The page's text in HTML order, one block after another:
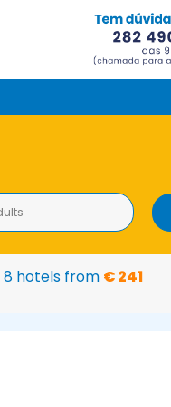
8 hotels from € 241